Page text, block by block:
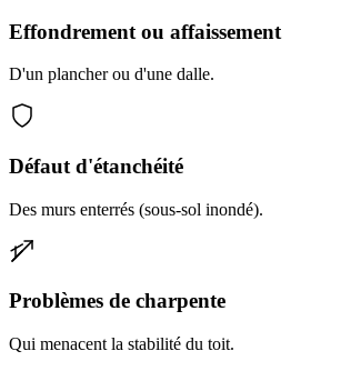
Effondrement ou affaissement
D'un plancher ou d'une dalle.
Défaut d'étanchéité
Des murs enterrés (sous-sol inondé).
Problèmes de charpente
Qui menacent la stabilité du toit.